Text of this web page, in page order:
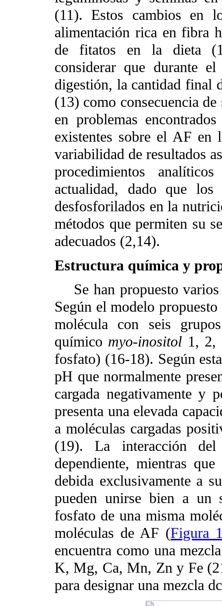
(11). Estos cambios en
alimentación rica en fibra
de fitatos en la dieta
considerar que durante
digestión, la cantidad final
(13) como consecuencia
en problemas
existentes sobre el AF
variabilidad de resultados
procedimientos
actualidad, dado que
desfosforilados en la
métodos que permiten su
adecuados (2,14).
Estructura química y
Se han propuesto varios
Según el modelo
molécula con seis
químico myo-inositol 1,
fosfato) (16-18). Según
pH que normalmente
cargada negativamente y
presenta una elevada
a moléculas cargadas
(19). La interacción
dependiente, mientras
debida exclusivamente a
pueden unirse bien a un
fosfato de una misma
moléculas de AF (Figura
encuentra como una
K, Mg, Ca, Mn, Zn y Fe
para designar una mezcla